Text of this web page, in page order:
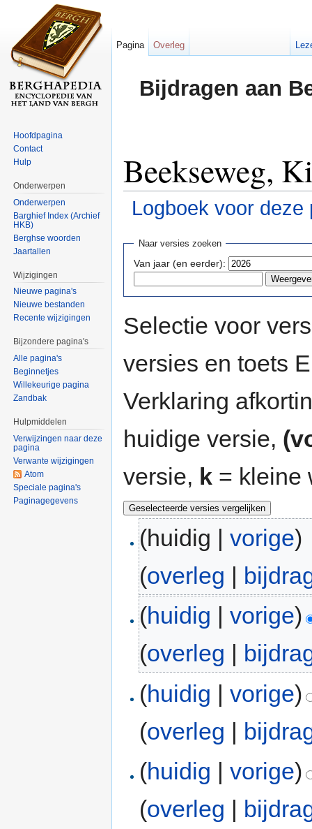
Bijdragen aan
Beekseweg,
Logboek voor deze
Naar versies zoeken
Van jaar (en eerder):
Selectie voor
versies en toets
Verklaring
huidige versie,
versie, k = kleine
(huidig |vorige)
(overleg |
(huidig |vorige)
(overleg
(huidig |vorige)
(overleg |
(huidig |vorige)
(overleg |
Pagina Overleg
Hoofdpagina
Contact
Hulp
Onderwerpen
Onderwerpen
Barghief Index (Archief
HKB)
Berghse woorden
Jaartallen
Wijzigingen
Nieuwe pagina's
Nieuwe bestanden
Recente wijzigingen
Bijzondere pagina's
Alle pagina's
Beginnetjes
Willekeurige pagina
Zandbak
Hulpmiddelen
Verwijzingen naar deze
pagina
Verwante wijzigingen
Atom
Speciale pagina's
Paginagegevens